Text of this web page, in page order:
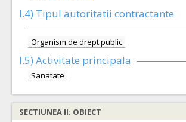
I.4) Tipul autoritatii contractante
Organism de drept public
I.5) Activitate principala
Sanatate
SECTIUNEA II: OBIECT